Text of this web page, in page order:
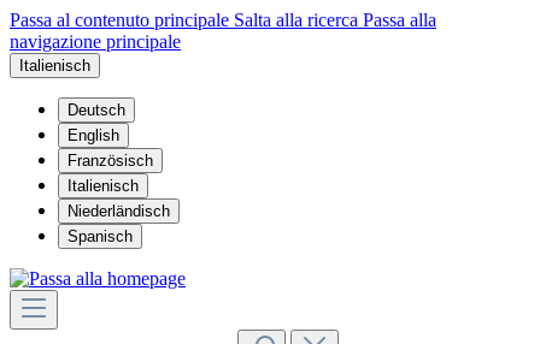
Passa al contenuto principale Salta alla ricerca Passa alla
navigazione principale
Italienisch
Deutsch
English
Französisch
Italienisch
Niederländisch
Spanisch